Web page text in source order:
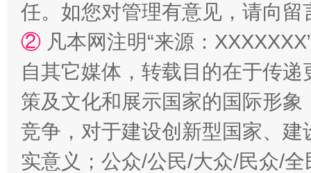
扯下公款旅游的“隐身衣” 如何以
任。如您对管理有意见，请向
② 凡本网注明“来源：
自其它媒体，转载目的在于传
策及文化和展示国家的国际形
竞争，对于建设创新型国家、
实意义；公众/公民/大众/民众/